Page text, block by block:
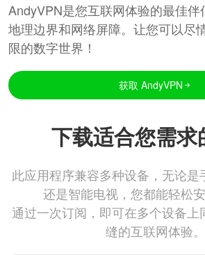
AndyVPN是您互联网体验的最佳
地理边界和网络屏障。让您可以尽
限的数字世界！
获取 AndyVPN
下载适合您需求
此应用程序兼容多种设备，无论是
还是智能电视，您都能轻松安
通过一次订阅，即可在多个设备上
缝的互联网体验。